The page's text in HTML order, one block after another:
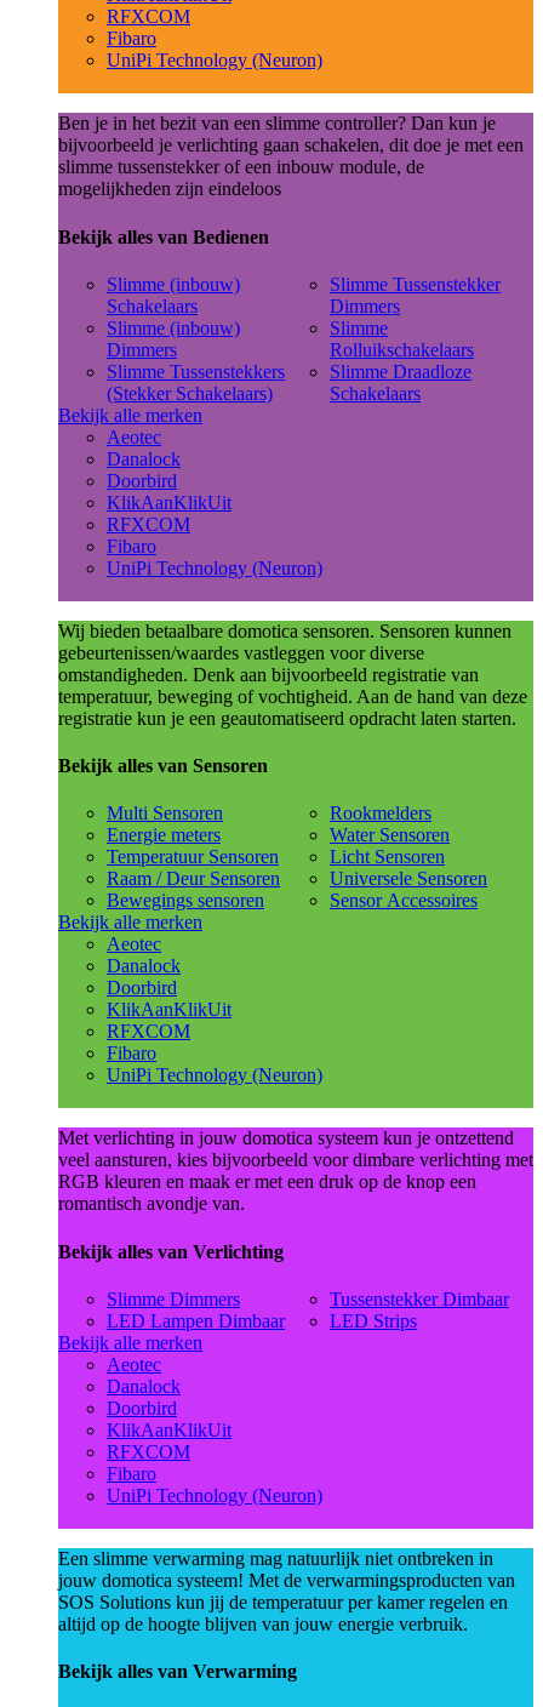
RFXCOM
Fibaro
UniPi Technology (Neuron)
Ben je in het bezit van een slimme controller? Dan kun je
bijvoorbeeld je verlichting gaan schakelen, dit doe je met een
slimme tussenstekker of een inbouw module, de
mogelijkheden zijn eindeloos
Bekijk alles van Bedienen
Slimme (inbouw)
Schakelaars
Slimme (inbouw)
Dimmers
Slimme Tussenstekkers
(Stekker Schakelaars)
Slimme Tussenstekker
Dimmers
Slimme
Rolluikschakelaars
Slimme Draadloze
Schakelaars
Bekijk alle merken
Aeotec
Danalock
Doorbird
KlikAanKlikUit
RFXCOM
Fibaro
UniPi Technology (Neuron)
Wij bieden betaalbare domotica sensoren. Sensoren kunnen
gebeurtenissen/waardes vastleggen voor diverse
omstandigheden. Denk aan bijvoorbeeld registratie van
temperatuur, beweging of vochtigheid. Aan de hand van deze
registratie kun je een geautomatiseerd opdracht laten starten.
Bekijk alles van Sensoren
Multi Sensoren
Energie meters
Temperatuur Sensoren
Raam / Deur Sensoren
Bewegings sensoren
Rookmelders
Water Sensoren
Licht Sensoren
Universele Sensoren
Sensor Accessoires
Bekijk alle merken
Aeotec
Danalock
Doorbird
KlikAanKlikUit
RFXCOM
Fibaro
UniPi Technology (Neuron)
Met verlichting in jouw domotica systeem kun je ontzettend
veel aansturen, kies bijvoorbeeld voor dimbare verlichting met
RGB kleuren en maak er met een druk op de knop een
romantisch avondje van.
Bekijk alles van Verlichting
Slimme Dimmers
LED Lampen Dimbaar
Tussenstekker Dimbaar
LED Strips
Bekijk alle merken
Aeotec
Danalock
Doorbird
KlikAanKlikUit
RFXCOM
Fibaro
UniPi Technology (Neuron)
Een slimme verwarming mag natuurlijk niet ontbreken in
jouw domotica systeem! Met de verwarmingsproducten van
SOS Solutions kun jij de temperatuur per kamer regelen en
altijd op de hoogte blijven van jouw energie verbruik.
Bekijk alles van Verwarming